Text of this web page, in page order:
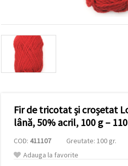
afișa
conținut și
reclame
mai
relevante,
analiză și
marketing.
Puteți fi de
acord să
utilizați
toate
cookie -
Fir de tricotat și croșetat
lână, 50% acril, 100 g –
COD: 411107 Greutate: 100 gr.
Adauga la favorite